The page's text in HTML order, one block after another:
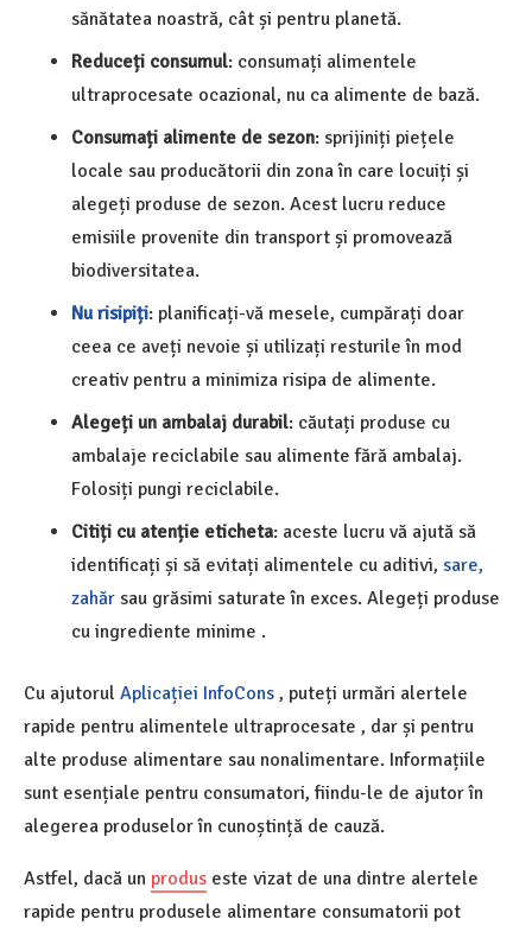
sănătatea noastră, cât și pentru planetă.
Reduceți consumul: consumați alimentele
ultraprocesate ocazional, nu ca alimente de bază.
Consumați alimente de sezon: sprijiniți piețele
locale sau producătorii din zona în care locuiți și
alegeți produse de sezon. Acest lucru reduce
emisiile provenite din transport și promovează
biodiversitatea.
Nu risipiți: planificați-vă mesele, cumpărați doar
ceea ce aveți nevoie și utilizați resturile în mod
creativ pentru a minimiza risipa de alimente.
Alegeți un ambalaj durabil: căutați produse cu
ambalaje reciclabile sau alimente fără ambalaj.
Folosiți pungi reciclabile.
Citiți cu atenție eticheta: aceste lucru vă ajută să
identificați și să evitați alimentele cu aditivi, sare,
zahăr sau grăsimi saturate în exces. Alegeți produse
cu ingrediente minime .
Cu ajutorul Aplicației InfoCons , puteți urmări alertele
rapide pentru alimentele ultraprocesate , dar și pentru
alte produse alimentare sau nonalimentare. Informațiile
sunt esențiale pentru consumatori, fiindu-le de ajutor în
alegerea produselor în cunoștință de cauză.
Astfel, dacă un produs este vizat de una dintre alertele
rapide pentru produsele alimentare consumatorii pot